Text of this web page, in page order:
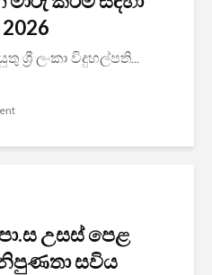
ශ්‍රී ලංකා විදුහල්පති...
උසස් පෙළ
නිපුණතා සවිය